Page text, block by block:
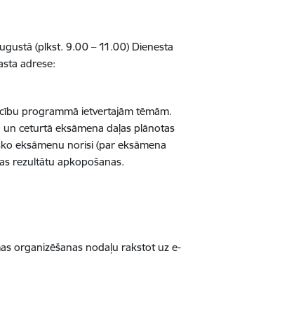
(plkst. 9.00 – 11.00) Dienesta
adrese:
programmā ietvertajām tēmām.
ceturtā eksāmena daļas plānotas
eksāmenu norisi (par eksāmena
rezultātu apkopošanas.
organizēšanas nodaļu rakstot uz e-